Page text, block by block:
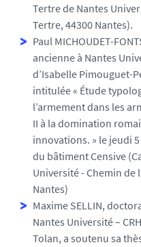
Tertre de Nantes
Tertre, 44300 Nantes).
Paul MICHOUDET-
ancienne à Nantes
d’Isabelle Pimouguet-
intitulée « Étude
l’armement dans les
II à la domination
innovations. » le jeudi
du bâtiment Censive
Université - Chemin de
Nantes)
Maxime SELLIN,
Nantes Université –
Tolan, a soutenu sa